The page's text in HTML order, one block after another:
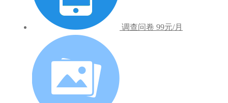
调查问卷 99元/月